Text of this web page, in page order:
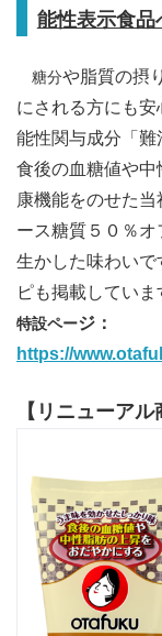
能性表示食品
糖分や脂質の摂
にされる方にも
能性関与成分「
食後の血糖値や
康機能をのせた
ース糖質５０％
生かした味わい
ピも掲載していま
特設ページ：
https://
【リニューアル